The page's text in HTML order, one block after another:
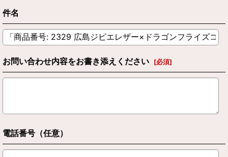
件名
お問い合わせ内容をお書き添えください [必須]
電話番号（任意）